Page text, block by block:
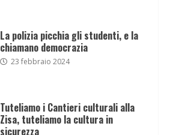
La polizia picchia gli studenti, e la
chiamano democrazia
23 febbraio 2024
Tuteliamo i Cantieri culturali alla
Zisa, tuteliamo la cultura in
sicurezza